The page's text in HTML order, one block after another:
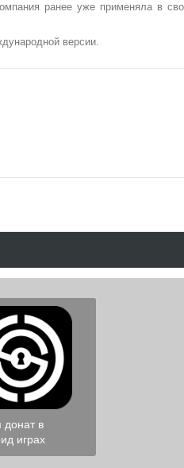
ранее уже применяла в
версии.
донат в
играх